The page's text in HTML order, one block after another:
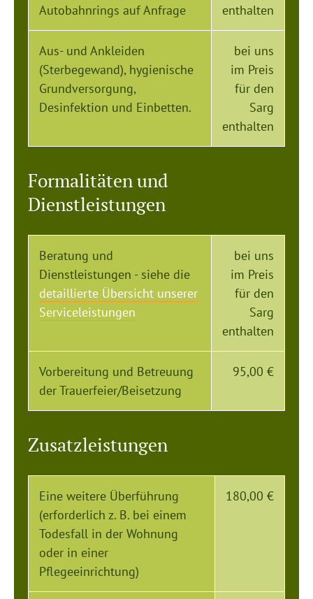
Autobahnrings auf Anfrage
enthalten
Aus- und Ankleiden
(Sterbegewand), hygienische
Grundversorgung,
Desinfektion und Einbetten.
bei uns
im Preis
für den
Sarg
enthalten
Formalitäten und
Dienstleistungen
Beratung und
Dienstleistungen - siehe die
detaillierte Übersicht unserer
Serviceleistungen
bei uns
im Preis
für den
Sarg
enthalten
Vorbereitung und Betreuung
der Trauerfeier/Beisetzung
95,00 €
Zusatzleistungen
Eine weitere Überführung
(erforderlich z. B. bei einem
Todesfall in der Wohnung
oder in einer
Pflegeeinrichtung)
180,00 €